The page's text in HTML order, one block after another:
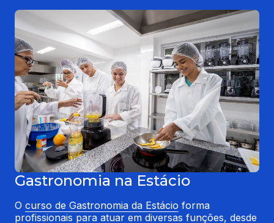
Gastronomia na Estácio
O curso de Gastronomia da Estácio forma
profissionais para atuar em diversas funções, desde